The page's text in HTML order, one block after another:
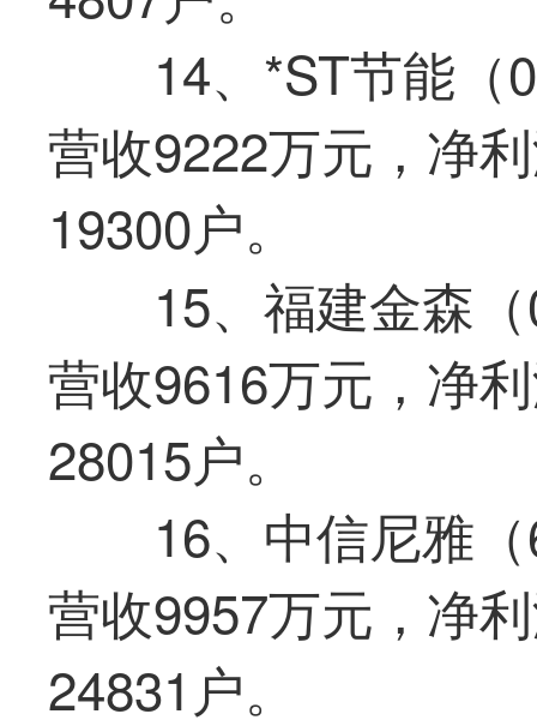
14、*ST节能（
营收9222万元，净
19300户。
15、福建金森
营收9616万元，净
28015户。
16、中信尼雅
营收9957万元，净
24831户。